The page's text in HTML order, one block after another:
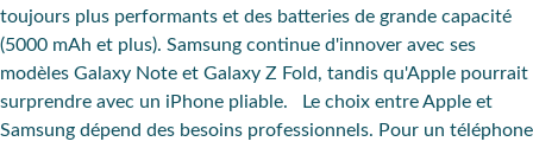
toujours plus performants et des batteries de grande capacité
(5000 mAh et plus). Samsung continue d'innover avec ses
modèles Galaxy Note et Galaxy Z Fold, tandis qu'Apple pourrait
surprendre avec un iPhone pliable. Le choix entre Apple et
Samsung dépend des besoins professionnels. Pour un téléphone